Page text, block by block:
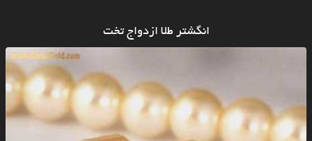
انگشتر طلا ازدواج تخت